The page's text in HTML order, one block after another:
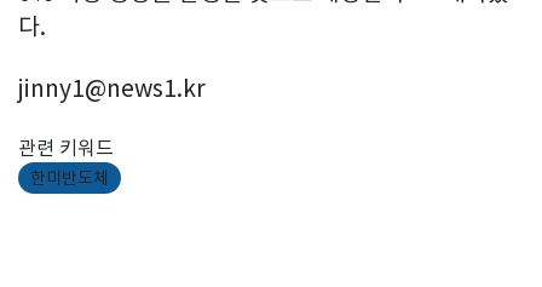
다.
jinny1@news1.kr
관련 키워드
한미반도체